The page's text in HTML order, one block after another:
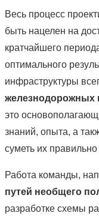
Весь процесс
быть нацелен на
кратчайшего
оптимального
инфраструктуры
железнодорожных
это
знаний, опыта, а
суметь их
Работа команды,
путей необщего
разработке схемы